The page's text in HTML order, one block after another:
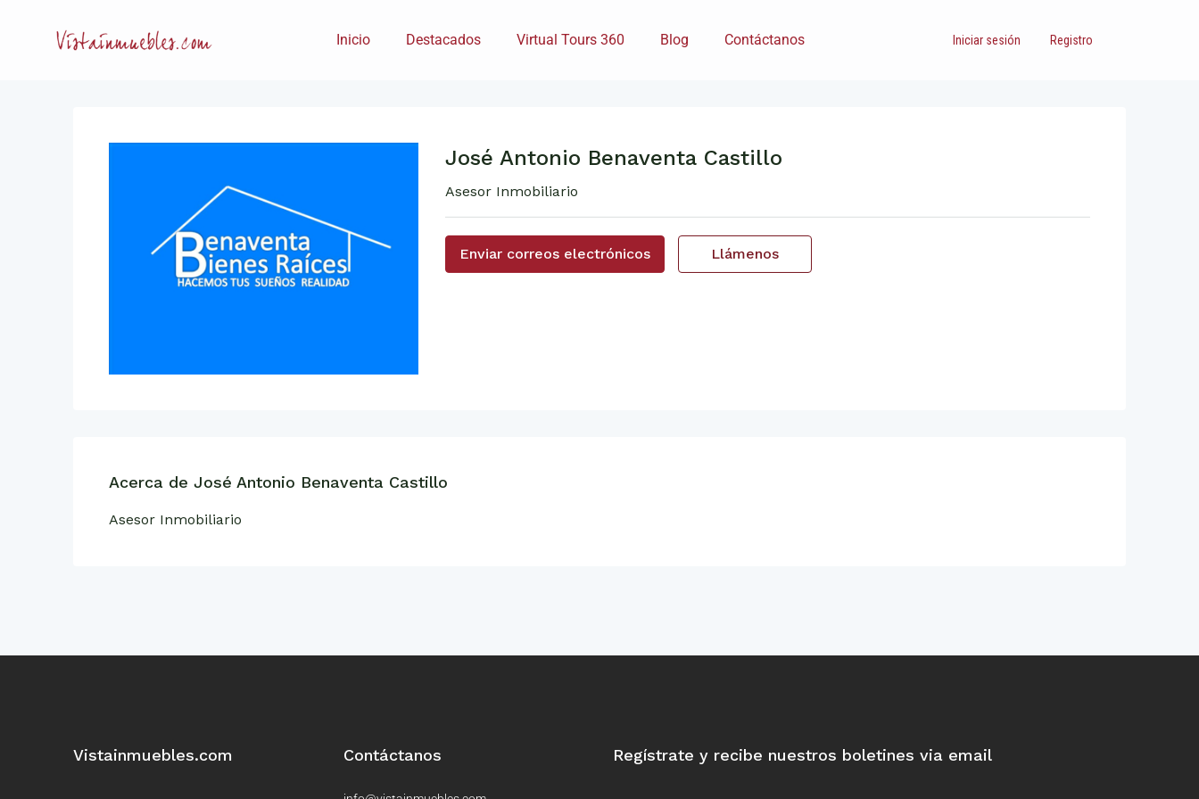
Inicio Destacados Virtual Tours 360 Blog Contáctanos Iniciar sesión Registro
José Antonio Benaventa Castillo
Asesor Inmobiliario
Enviar correos electrónicos Llámenos
Acerca de José Antonio Benaventa Castillo
Asesor Inmobiliario
Vistainmuebles.com Contáctanos Regístrate y recibe nuestros boletines via email